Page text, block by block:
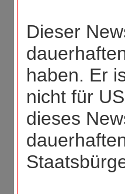
Dieser
haben. Er
nicht für
dieses